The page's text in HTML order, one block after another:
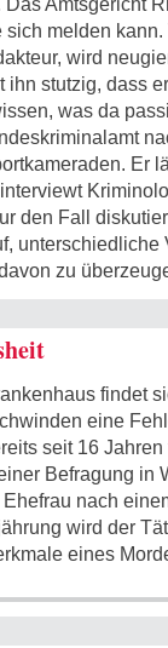
Amtsgericht
melden
wird
ihn stutzig, dass
was da
Er
den Fall
zu
findet
eine
seit 16
Befragung in
nach
wird der
eines